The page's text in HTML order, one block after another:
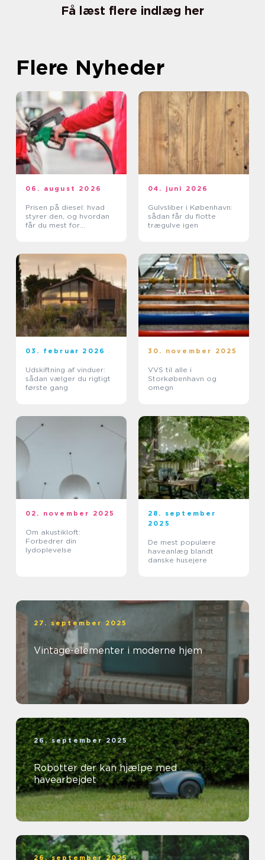
Få læst flere indlæg her
Flere Nyheder
06. august 2026
Prisen på diesel: hvad
styrer den, og hvordan
får du mest for
04. juni 2026
Gulvsliber i København:
sådan får du flotte
trægulve igen
03. februar 2026
Udskiftning af vinduer:
sådan vælger du rigtigt
første gang
30. november 2025
VVS til alle i
Storkøbenhavn og
omegn
02. november 2025
Om akustikloft:
Forbedrer din
lydoplevelse
28. september
2025
De mest populære
haveanlæg blandt
danske husejere
27. september 2025
Vintage-elementer i moderne hjem
26. september 2025
Robotter der kan hjælpe med
havearbejdet
26. september 2025